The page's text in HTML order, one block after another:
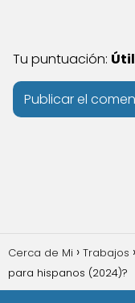
Tu puntuación: Útil
Cerca de Mi Trabajos
para hispanos (2024)?